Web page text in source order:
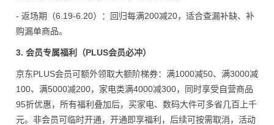
- 返场期（6.19-6.20）：回归每满200减20，适合查漏补缺、补
购漏单商品。
3. 会员专属福利（PLUS会员必冲）
京东PLUS会员可额外领取大额阶梯券：满1000减50、满3000减
100、满5000减200，家电类满4000减300，同时享受自营商品
95折优惠，所有福利叠加后，买家电、数码大件可多省几百上千
元。非会员可临时开通，开通即享福利，后续可按需取消，活动